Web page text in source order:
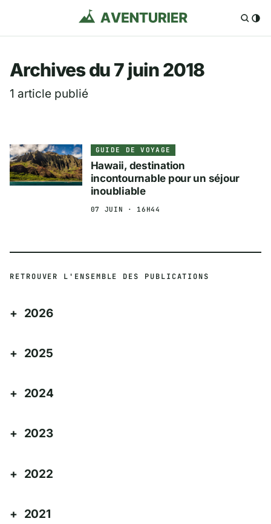
Aventurier.fr —
Archives du 7 juin 2018
1 article publié
GUIDE DE VOYAGE
Hawaii, destination
incontournable pour un séjour
inoubliable
07 JUIN · 16H44
RETROUVER L'ENSEMBLE DES PUBLICATIONS
2026
2025
2024
2023
2022
2021